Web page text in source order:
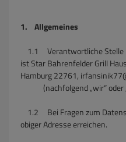
1. Allgemeines
1.1 Verantwortliche
ist Star Bahrenfelder Grill
Hamburg 22761,
(nachfolgend „wir“ oder
1.2 Bei Fragen zum
obiger Adresse erreichen.